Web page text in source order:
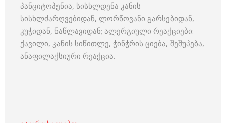
პანციტოპენია, სისხლდენა კანის
სისხლძარღვებიდან, ლორწოვანი გარსებიდან,
კუჭიდან, ნაწლავიდან; ალერგიული რეაქციები:
ქავილი, კანის სიწითლე, ჭინჭრის ციება, შეშუპება,
ანაფილაქსიური რეაქცია.